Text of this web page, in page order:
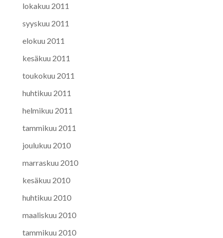
lokakuu 2011
syyskuu 2011
elokuu 2011
kesäkuu 2011
toukokuu 2011
huhtikuu 2011
helmikuu 2011
tammikuu 2011
joulukuu 2010
marraskuu 2010
kesäkuu 2010
huhtikuu 2010
maaliskuu 2010
tammikuu 2010